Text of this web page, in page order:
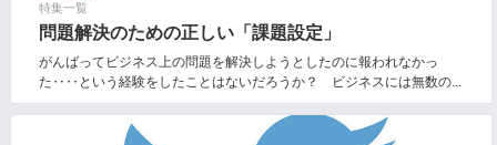
特集一覧
問題解決のための正しい「課題設定」
がんばってビジネス上の問題を解決しようとしたのに報われなかっ
た‥‥という経験をしたことはないだろうか？ ビジネスには無数の...